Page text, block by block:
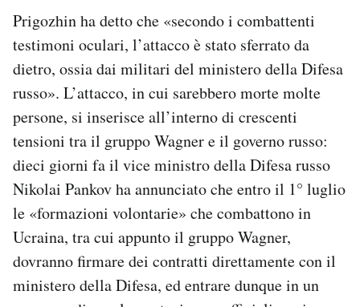
Prigozhin ha detto che «secondo i combattenti
testimoni oculari, l’attacco è stato sferrato da
dietro, ossia dai militari del ministero della Difesa
russo». L’attacco, in cui sarebbero morte molte
persone, si inserisce all’interno di crescenti
tensioni tra il gruppo Wagner e il governo russo:
dieci giorni fa il vice ministro della Difesa russo
Nikolai Pankov ha annunciato che entro il 1° luglio
le «formazioni volontarie» che combattono in
Ucraina, tra cui appunto il gruppo Wagner,
dovranno firmare dei contratti direttamente con il
ministero della Difesa, ed entrare dunque in un